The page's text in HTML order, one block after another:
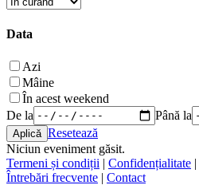
Data
Azi
Mâine
În acest weekend
De la
Până la
Resetează
Niciun eveniment găsit.
Termeni și condiții | Confidențialitate |
Întrebări frecvente | Contact